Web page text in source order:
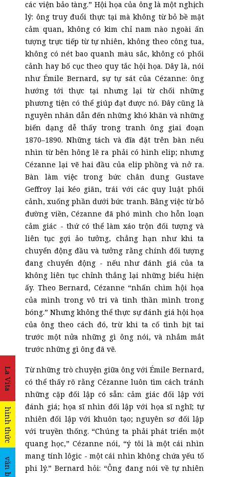
La Vita
hình thức
văn bản
các viện bảo tàng.” Hội họa của ông là một nghịch
lý: ông truy đuổi thực tại mà không từ bỏ bề mặt
cảm quan, không có kim chỉ nam nào ngoài ấn
tượng trực tiếp từ tự nhiên, không theo công tua,
không có nét bao quanh màu sắc, không có phối
cảnh hay bố cục theo quy tắc hội họa. Dây là, nói
như Émile Bernard, sự tự sát của Cézanne: ông
hướng tới thực tại nhưng lại từ chối những
phương tiện có thể giúp đạt được nó. Đây cũng là
nguyên nhân dẫn đến những khó khăn và những
biến dạng dễ thấy trong tranh ông giai đoạn
1870–1890. Những tách và đĩa đặt trên bàn nếu
nhìn từ bên hông lẽ ra phải có hình elip; nhưng
Cézanne lại vẽ hai đầu của elip phồng và nở ra.
Bàn làm việc trong bức chân dung Gustave
Geffroy lại kéo giãn, trái với các quy luật phối
cảnh, xuống phần dưới bức tranh. Bằng việc từ bỏ
đường viền, Cézanne đã phó mình cho hỗn loạn
cảm giác - thứ có thể làm xáo trộn đối tượng và
liên tục gợi ảo tưởng, chẳng hạn như khi ta
chuyển động đầu và tưởng rằng chính đối tượng
đang chuyển động - nếu như đánh giá của ta
không liên tục chỉnh thẳng lại những biểu hiện
ấy. Theo Bernard, Cézanne “nhấn chìm hội họa
của mình trong vô tri và tinh thần mình trong
bóng.” Nhưng không thể thực sự đánh giá hội họa
của ông theo cách đó, trừ khi ta cố tình bịt tai
trước một nửa những gì ông nói, và nhắm mắt
trước những gì ông đã vẽ.
Từ những trò chuyện giữa ông với Émile Bernard,
có thể thấy rõ rằng Cézanne luôn tìm cách tránh
những cặp đối lập có sẵn: cảm giác đối lập với
đánh giá; họa sĩ nhìn đối lập với họa sĩ nghĩ; tự
nhiên đối lập với khuôn tạo; nguyên sơ đối lập
với truyền thống. “Chúng ta phải phát triển một
quang học,” Cézanne nói, “ý tôi là một cái nhìn
mang tính lôgic - một cái nhìn không chứa yếu tố
phi lý.” Bernard hỏi: “Ông đang nói về tự nhiên